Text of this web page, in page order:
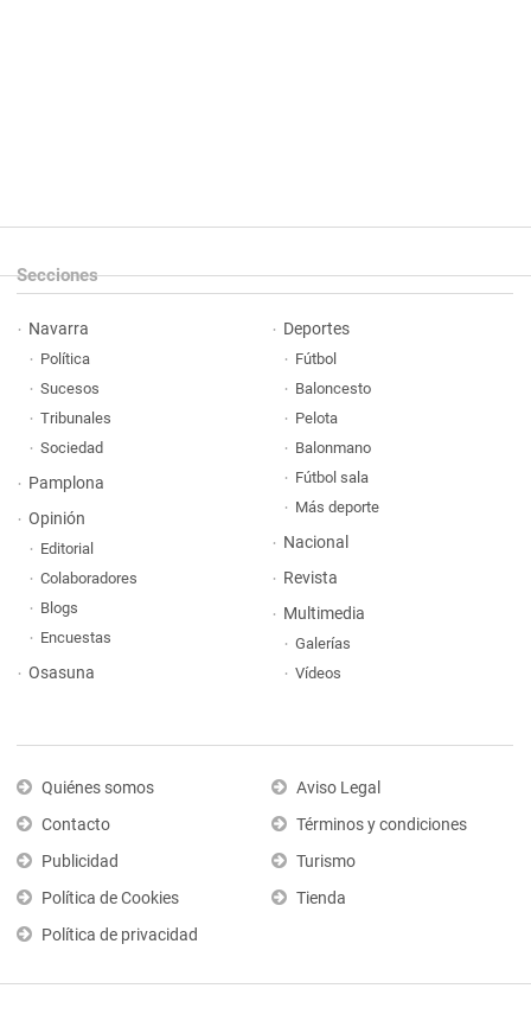
Secciones
Navarra
Política
Sucesos
Tribunales
Sociedad
Pamplona
Opinión
Editorial
Colaboradores
Blogs
Encuestas
Osasuna
Deportes
Fútbol
Baloncesto
Pelota
Balonmano
Fútbol sala
Más deporte
Nacional
Revista
Multimedia
Galerías
Vídeos
Quiénes somos
Contacto
Publicidad
Política de Cookies
Política de privacidad
Aviso Legal
Términos y condiciones
Turismo
Tienda